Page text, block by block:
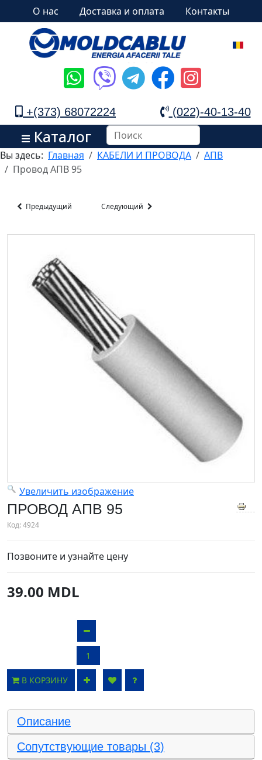
О нас Доставка и оплата Контакты
+(373) 68072224 (022)-40-13-40
Каталог
Вы здесь: Главная КАБЕЛИ И ПРОВОДА
АПВ
Провод АПВ 95
Предыдущий Следующий
Увеличить изображение
ПРОВОД АПВ 95
Код:4924
Позвоните и узнайте цену
39.00 MDL
В КОРЗИНУ
Описание
Сопутствующие товары (3)